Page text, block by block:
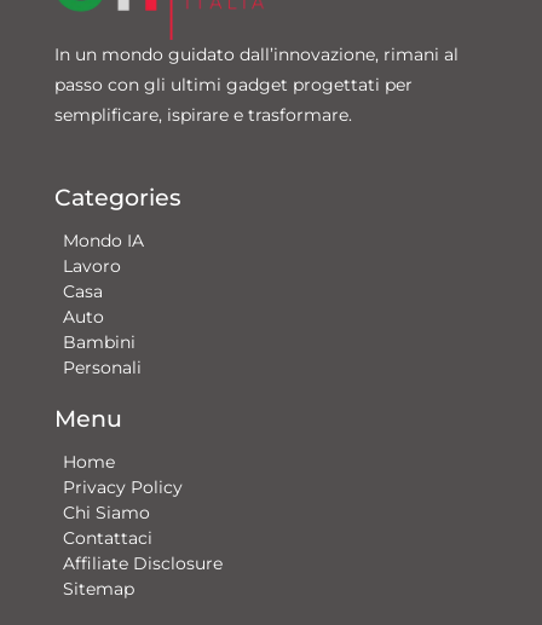
In un mondo guidato dall’innovazione, rimani al
passo con gli ultimi gadget progettati per
semplificare, ispirare e trasformare.
Categories
Mondo IA
Lavoro
Casa
Auto
Bambini
Personali
Menu
Home
Privacy Policy
Chi Siamo
Contattaci​
Affiliate Disclosure
Sitemap